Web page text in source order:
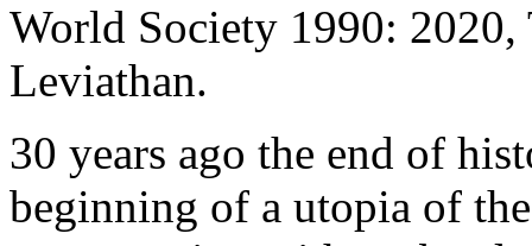
World Society 1990: 2020,
Leviathan.
30 years ago the end of
beginning of a utopia of